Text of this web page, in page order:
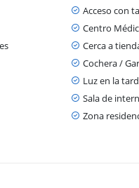
Acceso con
Centro
Cerca a
Cochera /
Luz en la
Sala de
Zona